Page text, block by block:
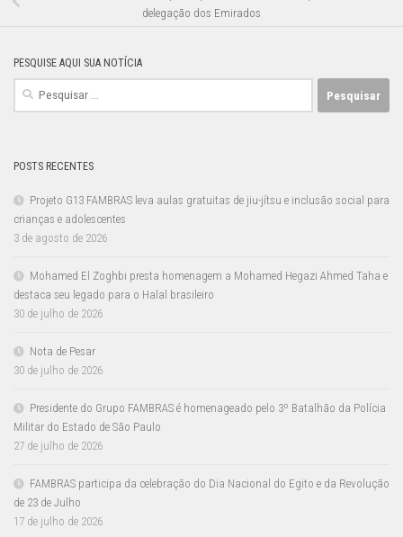
delegação dos Emirados
PESQUISE AQUI SUA NOTÍCIA
Pesquisar
POSTS RECENTES
Projeto G13 FAMBRAS leva aulas gratuitas de jiu-jítsu e inclusão social para
crianças e adolescentes
3 de agosto de 2026
Mohamed El Zoghbi presta homenagem a Mohamed Hegazi Ahmed Taha e
destaca seu legado para o Halal brasileiro
30 de julho de 2026
Nota de Pesar
30 de julho de 2026
Presidente do Grupo FAMBRAS é homenageado pelo 3º Batalhão da Polícia
Militar do Estado de São Paulo
27 de julho de 2026
FAMBRAS participa da celebração do Dia Nacional do Egito e da Revolução
de 23 de Julho
17 de julho de 2026